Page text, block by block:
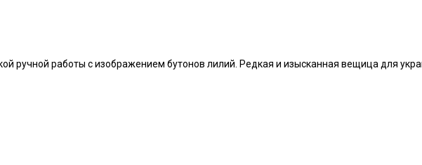
ручной работы с изображением бутонов лилий. Редкая и изысканная вещица для